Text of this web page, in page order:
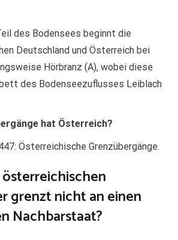
des Bodensees beginnt die
Deutschland und Österreich bei
Hörbranz (A), wobei diese
des Bodenseezuflusses Leiblach
hat Österreich?
Österreichische Grenzübergänge.
grenzt nicht an einen
Nachbarstaat?